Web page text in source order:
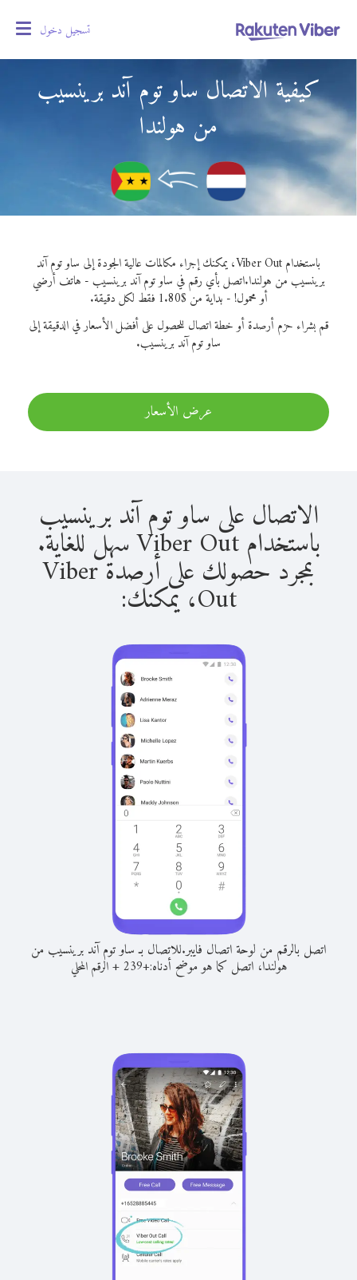
تسجيل دخول
كيفية الاتصال ساو توم آند برينسيب
من هولندا
باستخدام Viber Out، يمكنك إجراء مكالمات عالية الجودة إلى ساو توم آند
برينسيب من هولندا.اتصل بأي رقم في ساو توم آند برينسيب - هاتف أرضي
أو محمول! - بداية من $1.80 فقط لكل دقيقة.
قم بشراء حزم أرصدة أو خطة اتصال للحصول على أفضل الأسعار في الدقيقة إلى
ساو توم آند برينسيب.
عرض الأسعار
الاتصال على ساو توم آند برينسيب
باستخدام Viber Out سهل للغاية.
بمجرد حصولك على أرصدة Viber
Out، يمكنك:
اتصل بالرقم من لوحة اتصال فايبر.للاتصال بـ ساو توم آند برينسيب من
هولندا، اتصل كما هو موضح أدناه:+
239
+الرقم المحلي